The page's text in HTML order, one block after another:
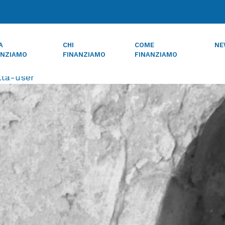
CHI
FINANZIAMO
COME
FINANZIAMO
Bpb 10 mila euro ai Cre
user